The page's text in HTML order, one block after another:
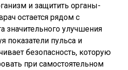
и защитить органы-
остается рядом с
значительного улучшения
показатели пульса и
безопасность, которую
при самостоятельном